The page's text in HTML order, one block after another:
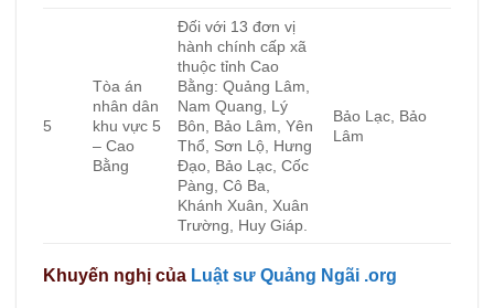
5
Tòa án
nhân dân
khu vực 5
– Cao
Bằng
Đối với 13 đơn vị
hành chính cấp xã
thuộc tỉnh Cao
Bằng: Quảng Lâm,
Nam Quang, Lý
Bôn, Bảo Lâm, Yên
Thổ, Sơn Lộ, Hưng
Đạo, Bảo Lạc, Cốc
Pàng, Cô Ba,
Khánh Xuân, Xuân
Trường, Huy Giáp.
Bảo Lạc, Bảo
Lâm
Khuyến nghị của Luật sư Quảng Ngãi .org